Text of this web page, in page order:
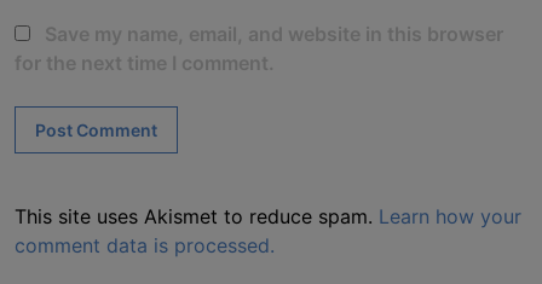
Save my name, email, and website in this browser
for the next time I comment.
This site uses Akismet to reduce spam. Learn how your
comment data is processed.